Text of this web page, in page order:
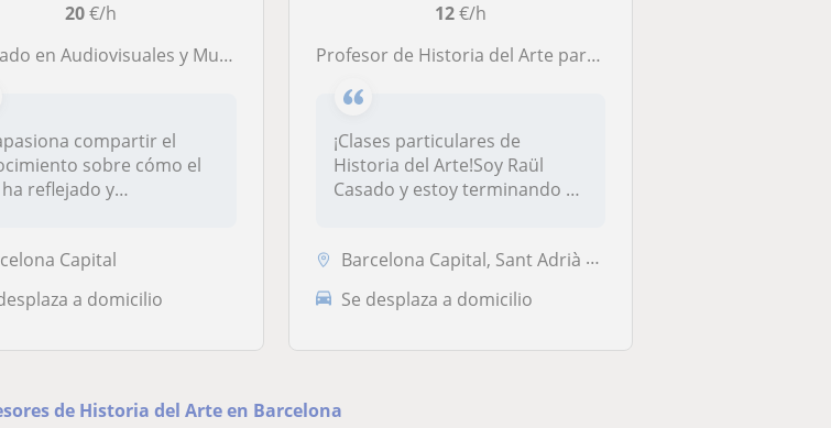
20€/h
y Multimedia, capacitado para dar clases particulares a alumnos de Bachillerato Artístico.
compartir el
sobre cómo el
reflejado y
Capital
a domicilio
12€/h
Profesor de Historia del Arte para todos los niveles
¡Clases particulares de
Historia del Arte!Soy Raül
Casado y estoy terminando el
Barcelona Capital, Sant Adrià de Besòs
Se desplaza a domicilio
de Historia del Arte en Barcelona